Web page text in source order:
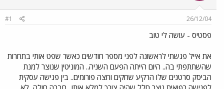
26/12/04
#1
פסטיס - עושה לי טוב
את אייל פגשתי לראשונה לפני מספר חודשים כאשר שפט אותי בתחרות
שהשתתפתי בה.. היום הייתה הפעם השניה.. המוניטין שנוצר למנת
הביסק סרטנים שלו הרקיע שחקים וחצה פורומים.. בין פגישה עסקית